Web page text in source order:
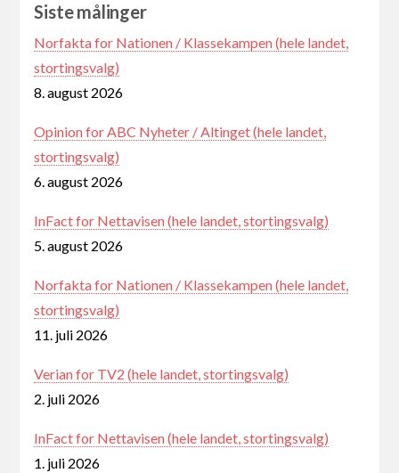
Siste målinger
Norfakta for Nationen / Klassekampen (hele landet,
stortingsvalg)
8. august 2026
Opinion for ABC Nyheter / Altinget (hele landet,
stortingsvalg)
6. august 2026
InFact for Nettavisen (hele landet, stortingsvalg)
5. august 2026
Norfakta for Nationen / Klassekampen (hele landet,
stortingsvalg)
11. juli 2026
Verian for TV2 (hele landet, stortingsvalg)
2. juli 2026
InFact for Nettavisen (hele landet, stortingsvalg)
1. juli 2026